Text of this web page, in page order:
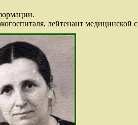
лейтенант медицинской